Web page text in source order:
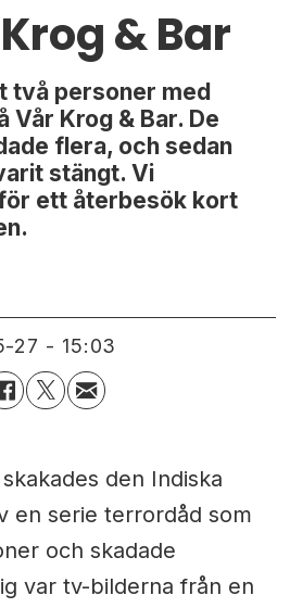
& Bar
två personer med
Vår Krog & Bar. De
flera, och sedan
stängt. Vi
ett återbesök kort
27 - 15:03
den Indiska
en serie terrordåd som
och skadade
var tv-bilderna från en